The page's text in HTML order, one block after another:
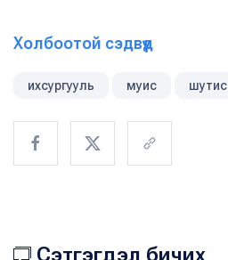
Холбоотой сэдвүүд
ихсургууль муис шутис
Сэтгэгдэл бичих